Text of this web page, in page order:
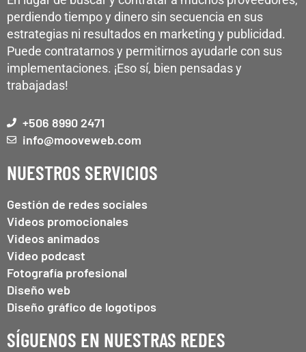
perdiendo tiempo y dinero sin secuencia en sus
estrategias ni resultados en marketing y publicidad.
Puede contratarnos y permitirnos ayudarle con sus
implementaciones. ¡Eso sí, bien pensadas y
trabajadas!
+506 8990 2471
info@mooveweb.com
NUESTROS SERVICIOS
Gestión de redes sociales
Videos promocionales
Videos animados
Video podcast
Fotografía profesional
Diseño web
Diseño gráfico de logotipos
SÍGUENOS EN NUESTRAS REDES